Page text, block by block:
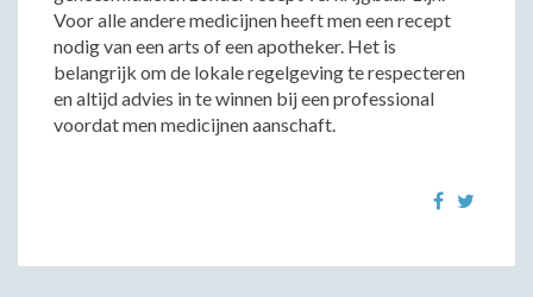
Voor alle andere medicijnen heeft men een recept
nodig van een arts of een apotheker. Het is
belangrijk om de lokale regelgeving te respecteren
en altijd advies in te winnen bij een professional
voordat men medicijnen aanschaft.